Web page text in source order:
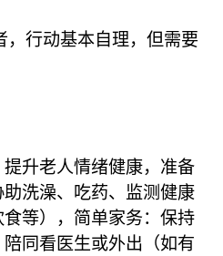
行动基本自理，但需要
升老人情绪健康，准备
洗澡、吃药、监测健康
等），简单家务：保持
同看医生或外出（如有